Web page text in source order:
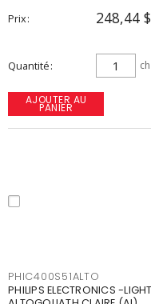
Prix 248,44 $
Quantité ch
AJOUTER AU
PANIER
PHIC400S51ALTO
PHILIPS ELECTRONICS -